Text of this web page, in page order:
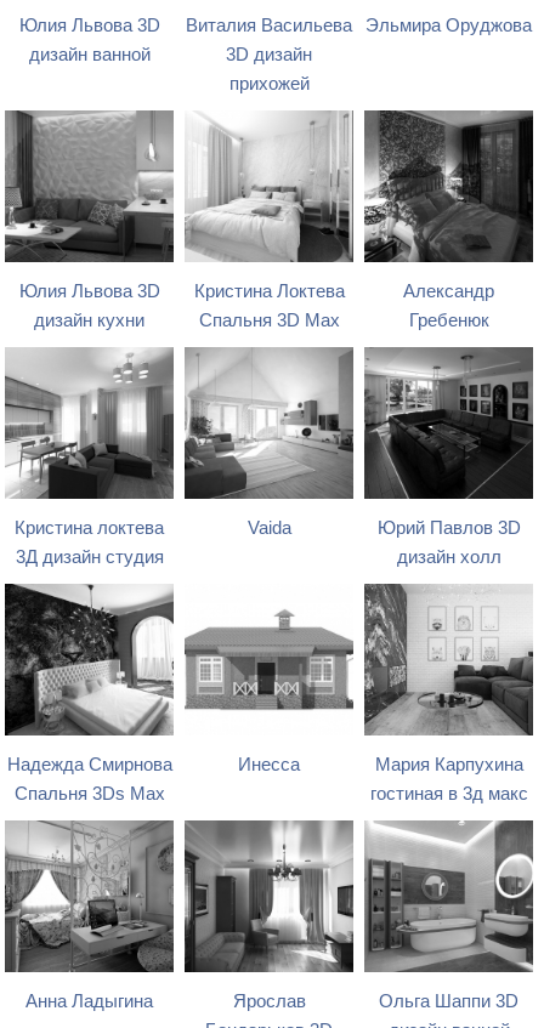
Юлия Львова 3D
дизайн ванной
Виталия Васильева
3D дизайн
прихожей
Эльмира Оруджова
Юлия Львова 3D
дизайн кухни
Кристина Локтева
Спальня 3D Max
Александр
Гребенюк
Кристина локтева
3Д дизайн студия
Vaida
Юрий Павлов 3D
дизайн холл
Надежда Смирнова
Спальня 3Ds Max
Инесса
Мария Карпухина
гостиная в 3д макс
Анна Ладыгина
Ярослав
Ольга Шаппи 3D